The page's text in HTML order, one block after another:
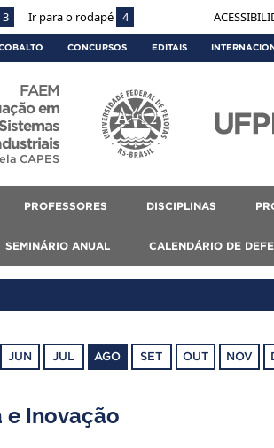
3 Ir para o rodapé 4
CONCURSOS EDITAIS
FAEM
em
CAPES
PROFESSORES DISCIPLINAS
SEMINÁRIO ANUAL CALENDÁRIO DE
JUN JUL AGO SET OUT NOV
e Inovação